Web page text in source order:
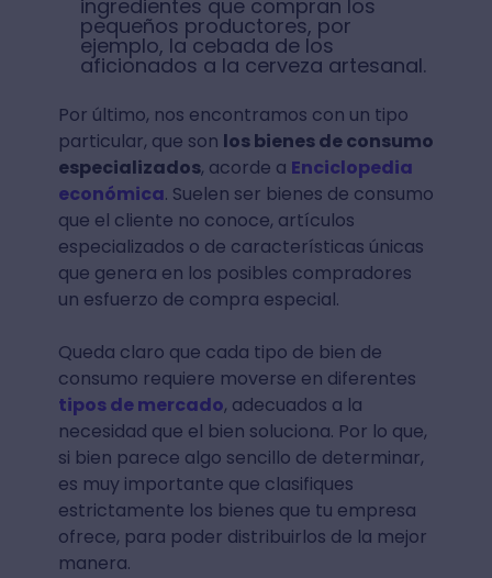
ingredientes que compran los
pequeños productores, por
ejemplo, la cebada de los
aficionados a la cerveza artesanal.
Por último, nos encontramos con un tipo
particular, que son los bienes de consumo
especializados, acorde a Enciclopedia
económica. Suelen ser bienes de consumo
que el cliente no conoce, artículos
especializados o de características únicas
que genera en los posibles compradores
un esfuerzo de compra especial.
Queda claro que cada tipo de bien de
consumo requiere moverse en diferentes
tipos de mercado, adecuados a la
necesidad que el bien soluciona. Por lo que,
si bien parece algo sencillo de determinar,
es muy importante que clasifiques
estrictamente los bienes que tu empresa
ofrece, para poder distribuirlos de la mejor
manera.